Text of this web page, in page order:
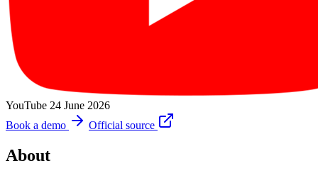
YouTube 24 June 2026
Book a demo
Official source
About